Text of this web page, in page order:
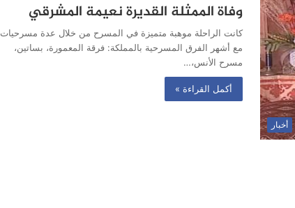
أخبار
وفاة الممثلة القديرة نعيمة المشرقي
كانت الراحلة موهبة متميزة في المسرح من خلال عدة مسرحيات
مع أشهر الفرق المسرحية بالمملكة: فرقة المعمورة، بساتين،
مسرح الأنس،…
أكمل القراءة »